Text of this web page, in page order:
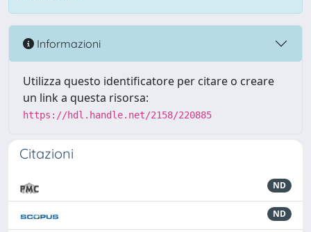
Informazioni
Utilizza questo identificatore per citare o creare
un link a questa risorsa:
https://hdl.handle.net/2158/220885
Citazioni
ND
ND